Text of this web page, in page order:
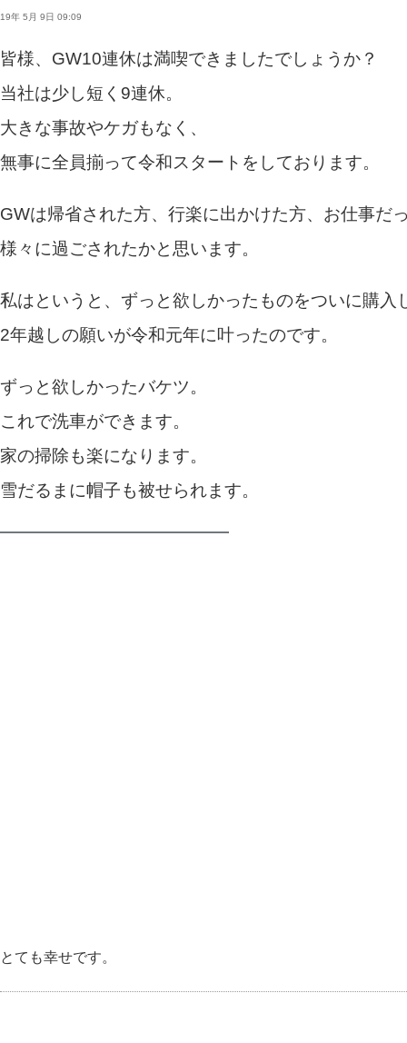
19年 5月 9日 09:09
皆様、GW10連休は満喫できましたでしょうか？
当社は少し短く9連休。
大きな事故やケガもなく、
無事に全員揃って令和スタートをしております。
GWは帰省された方、行楽に出かけた方、お仕事だ
様々に過ごされたかと思います。
私はというと、ずっと欲しかったものをついに購入
2年越しの願いが令和元年に叶ったのです。
ずっと欲しかったバケツ。
これで洗車ができます。
家の掃除も楽になります。
雪だるまに帽子も被せられます。
とても幸せです。